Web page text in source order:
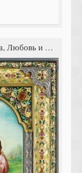
Икона "Св. муч. Вера, Надежда, Любовь и мать их Софья"